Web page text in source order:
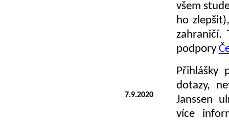
7.9.2020
všem
ho
zahraničí.
podpory
Přihlášky
dotazy,
Janssen
více